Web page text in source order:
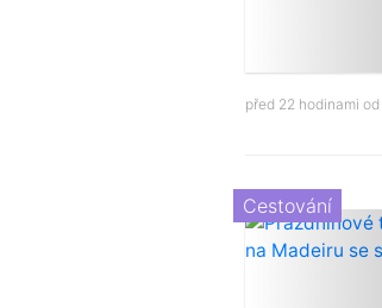
před 22 hodinami od
Cestování